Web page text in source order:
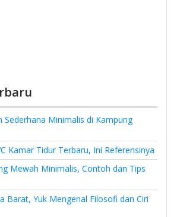
Sederhana Minimalis di Kampung
Kamar Tidur Terbaru, Ini Referensinya
Mewah Minimalis, Contoh dan Tips
Barat, Yuk Mengenal Filosofi dan Ciri